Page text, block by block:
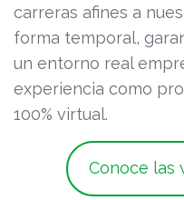
carreras afines a
forma temporal,
un entorno real
experiencia como
100% virtual.
Conoce las